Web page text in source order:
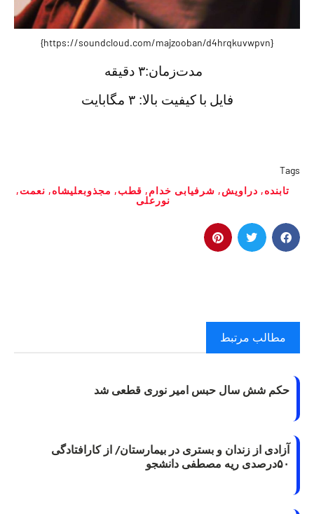
{https://soundcloud.com/majzooban/d4hrqkuvwpvn}
مدت‌زمان:۳ دقيقه
فايل باکیفیت بالا: ۳ مگابایت
Tags
تابنده, دراویش, شرفیابی خدام, قطب, مجذوبعلیشاه, نعمت,
نورعلی
مطالب مرتبط
حکم شش سال حبس امیر نوری قطعی شد
آزادی از زندان و بستری در بیمارستان/ از کارافتادگی
۵۰درصدی ریه مصطفی دانشجو